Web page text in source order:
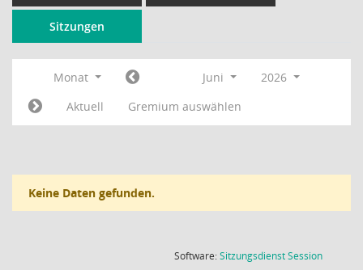
Sitzungen
Monat Juni
2026
Aktuell
Gremium auswählen
Keine Daten gefunden.
Software:SitzungsdienstSession(Wird in